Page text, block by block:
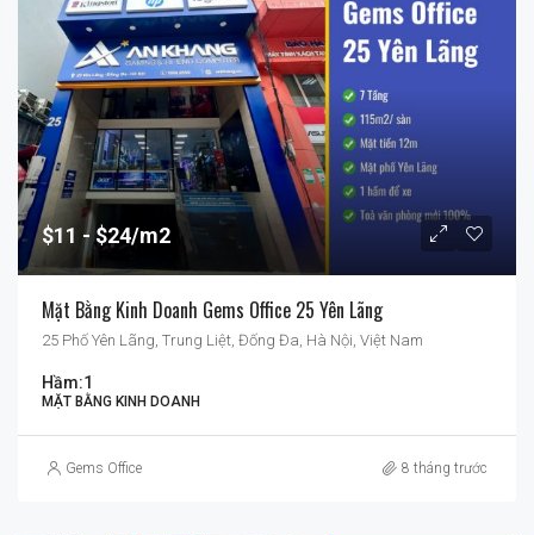
$11 $24/m2
Mặt Bằng Kinh Doanh Gems Office 25 Yên Lãng
25 Phố Yên Lãng, Trung Liệt, Đống Đa, Hà Nội, Việt Nam
Hầm:1
MẶT BẰNG KINH DOANH
Gems Office 8 tháng trước